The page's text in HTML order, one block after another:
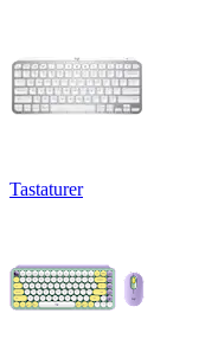
Tastaturer